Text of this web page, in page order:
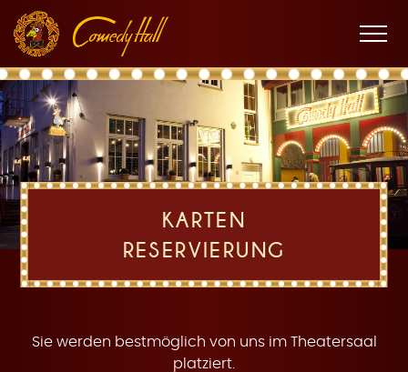
Hauptnavigation
Inhalt
Fußnavigation
K
a
r
Menü
KARTEN
RESERVIERUNG
Sie werden bestmöglich von uns im Theatersaal
platziert.